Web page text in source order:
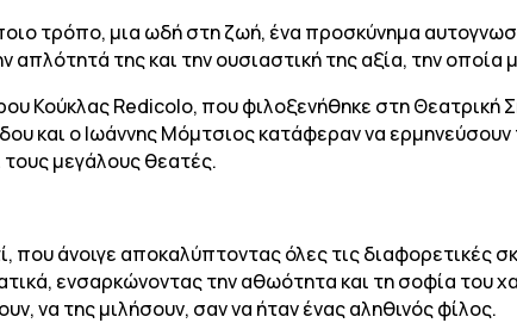
τρόπο, μια ωδή στη ζωή, ένα προσκύνημα
απλότητά της και την ουσιαστική της αξία, την οποία
Κούκλας Redicolo, που φιλοξενήθηκε στη Θεατρική
και ο Ιωάννης Μόμτσιος κατάφεραν να
μεγάλους θεατές.
που άνοιγε αποκαλύπτοντας όλες τις διαφορετικές
ενσαρκώνοντας την αθωότητα και τη σοφία του
να της μιλήσουν, σαν να ήταν ένας αληθινός φίλος.